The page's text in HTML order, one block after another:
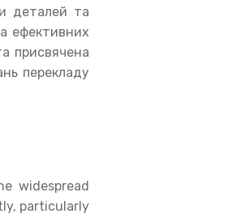
деталей та
ефективних
присвячена
перекладу
widespread
particularly